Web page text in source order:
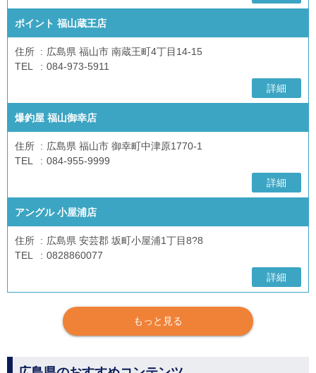
ポイント 福山蔵王店
住所
広島県 福山市 南蔵王町4丁目14-15
TEL
084-973-5911
詳細
爆釣屋 福山御幸店
住所
広島県 福山市 御幸町中津原1770-1
TEL
084-955-9999
詳細
アングル 小屋浦店
住所
広島県 安芸郡 坂町小屋浦1丁目8?8
TEL
0828860077
詳細
もっと見る